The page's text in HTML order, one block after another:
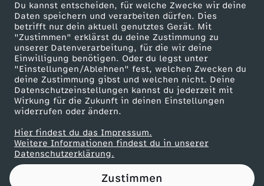
Du kannst entscheiden, für welche Zwecke wir deine
Daten speichern und verarbeiten dürfen. Dies
betrifft nur dein aktuell genutztes Gerät. Mit
"Zustimmen" erklärst du deine Zustimmung zu
unserer Datenverarbeitung, für die wir deine
Einwilligung benötigen. Oder du legst unter
"Einstellungen/Ablehnen" fest, welchen Zwecken du
deine Zustimmung gibst und welchen nicht. Deine
Datenschutzeinstellungen kannst du jederzeit mit
Wirkung für die Zukunft in deinen Einstellungen
widerrufen oder ändern.
Hier findest du das Impressum.
Weitere Informationen findest du in unserer
Datenschutzerklärung.
Zustimmen
ZDF goes Schule
Werbefernsehen
Mainzelmännchen
Partner